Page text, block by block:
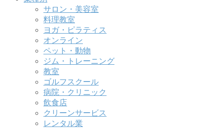
サロン・美容室
料理教室
ヨガ・ピラティス
オンライン
ペット・動物
ジム・トレーニング
教室
ゴルフスクール
病院・クリニック
飲食店
クリーンサービス
レンタル業